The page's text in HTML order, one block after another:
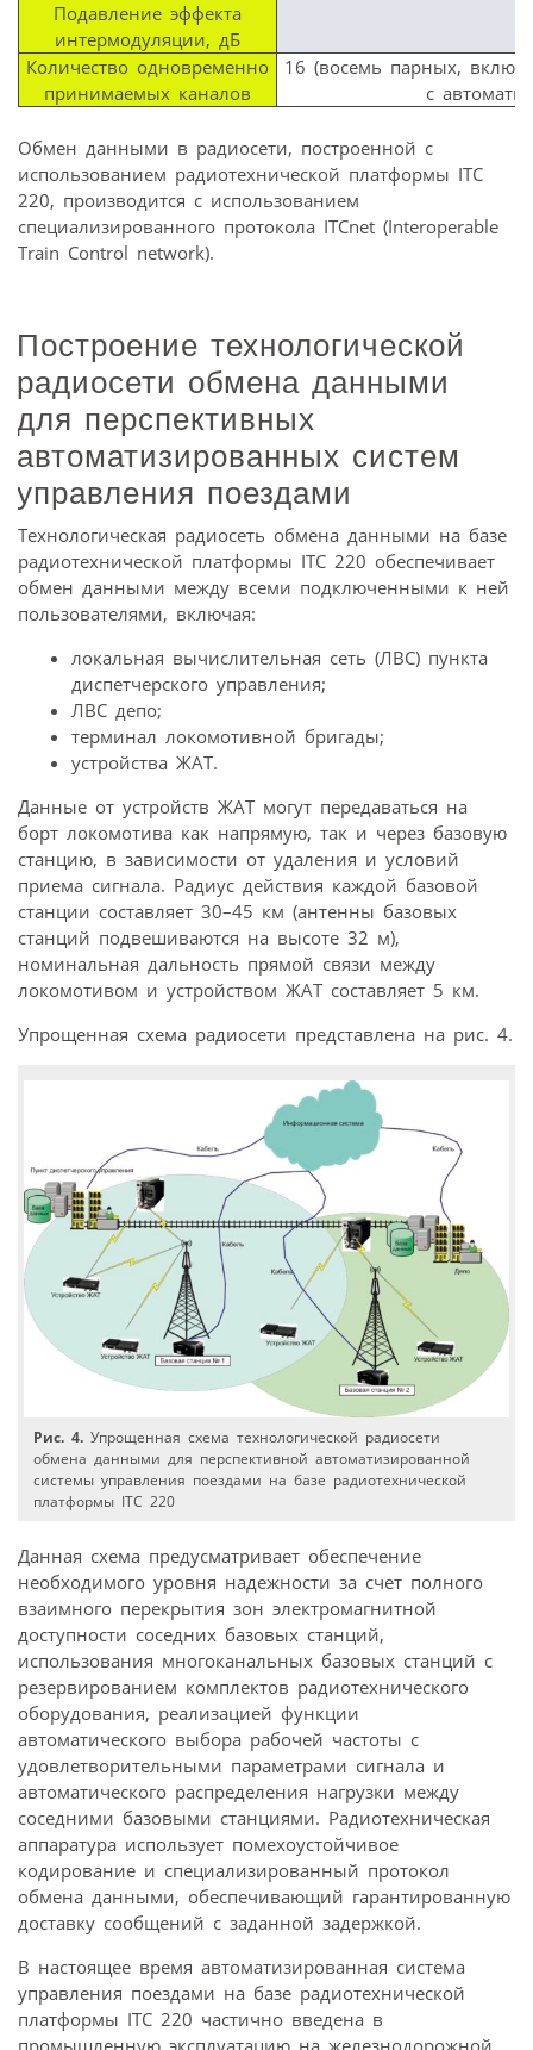
Подавление эффекта
интермодуляции, дБ
Количество одновременно
принимаемых каналов
16 (восемь парных,
с
Обмен данными в радиосети, построенной с
использованием радиотехнической платформы ITC
220, производится с использованием
специализированного протокола ITCnet (Interoperable
Train Control network).
Построение технологической
радиосети обмена данными
для перспективных
автоматизированных систем
управления поездами
Технологическая радиосеть обмена данными на базе
радиотехнической платформы ITC 220 обеспечивает
обмен данными между всеми подключенными к ней
пользователями, включая:
локальная вычислительная сеть (ЛВС) пункта
диспетчерского управления;
ЛВС депо;
терминал локомотивной бригады;
устройства ЖАТ.
Данные от устройств ЖАТ могут передаваться на
борт локомотива как напрямую, так и через базовую
станцию, в зависимости от удаления и условий
приема сигнала. Радиус действия каждой базовой
станции составляет 30–45 км (антенны базовых
станций подвешиваются на высоте 32 м),
номинальная дальность прямой связи между
локомотивом и устройством ЖАТ составляет 5 км.
Упрощенная схема радиосети представлена на рис. 4.
Рис. 4. Упрощенная схема технологической радиосети
обмена данными для перспективной автоматизированной
системы управления поездами на базе радиотехнической
платформы ITC 220
Данная схема предусматривает обеспечение
необходимого уровня надежности за счет полного
взаимного перекрытия зон электромагнитной
доступности соседних базовых станций,
использования многоканальных базовых станций с
резервированием комплектов радиотехнического
оборудования, реализацией функции
автоматического выбора рабочей частоты с
удовлетворительными параметрами сигнала и
автоматического распределения нагрузки между
соседними базовыми станциями. Радиотехническая
аппаратура использует помехоустойчивое
кодирование и специализированный протокол
обмена данными, обеспечивающий гарантированную
доставку сообщений с заданной задержкой.
В настоящее время автоматизированная система
управления поездами на базе радиотехнической
платформы ITC 220 частично введена в